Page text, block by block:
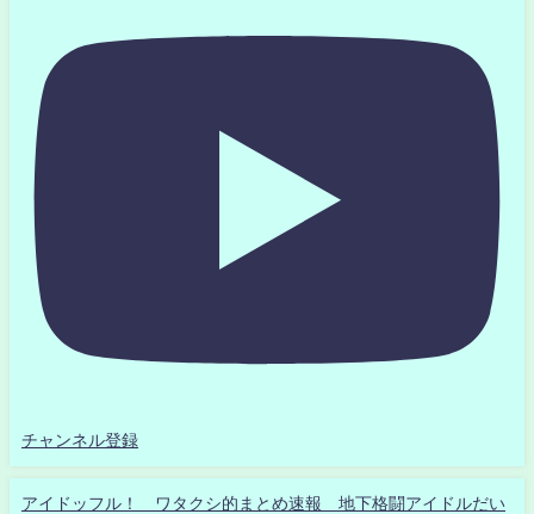
チャンネル登録
アイドッフル！ ワタクシ的まとめ速報 地下格闘アイドルだい